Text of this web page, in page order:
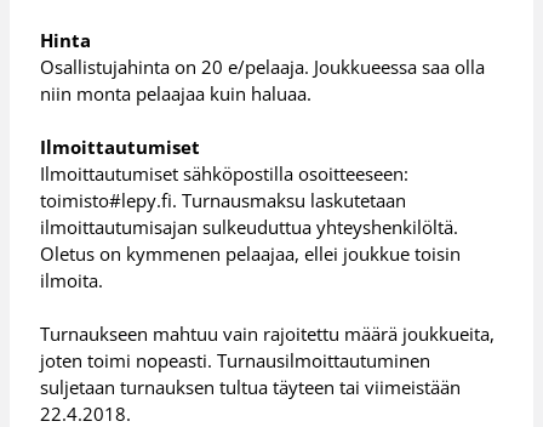
Hinta
Osallistujahinta on 20 e/pelaaja. Joukkueessa saa olla
niin monta pelaajaa kuin haluaa.
Ilmoittautumiset
Ilmoittautumiset sähköpostilla osoitteeseen:
toimisto#lepy.fi. Turnausmaksu laskutetaan
ilmoittautumisajan sulkeuduttua yhteyshenkilöltä.
Oletus on kymmenen pelaajaa, ellei joukkue toisin
ilmoita.
Turnaukseen mahtuu vain rajoitettu määrä joukkueita,
joten toimi nopeasti. Turnausilmoittautuminen
suljetaan turnauksen tultua täyteen tai viimeistään
22.4.2018.